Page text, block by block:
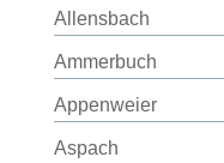
Allensbach
Ammerbuch
Appenweier
Aspach